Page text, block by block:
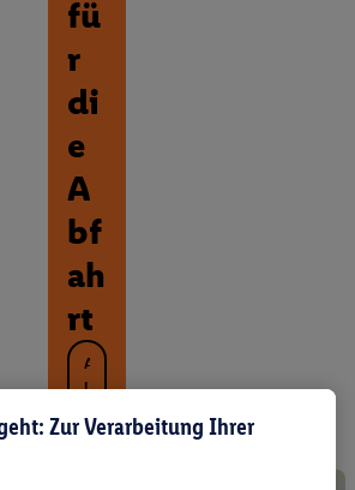
fü
r
di
e
A
bf
ah
rt
A
l
e
Zur Verarbeitung Ihrer